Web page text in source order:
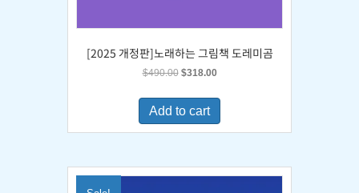
[2025 개정판]노래하는 그림책 도레미곰
$490.00 Original
was:
$490.00.
$318.00Current
is:
Add to cart